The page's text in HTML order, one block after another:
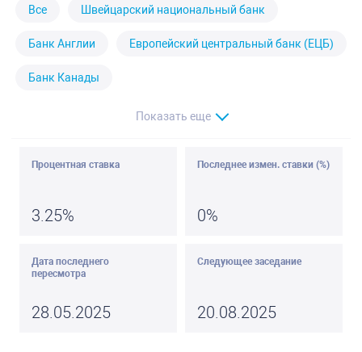
Все Швейцарский национальный банк
Банк Англии Европейский центральный банк (ЕЦБ)
Банк Канады
Показать еще
Процентная ставка
3.25%
Последнее измен. ставки (%)
0%
Дата последнего
пересмотра
28.05.2025
Следующее заседание
20.08.2025